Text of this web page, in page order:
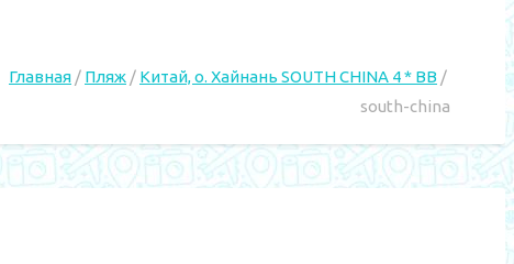
Главная Пляж
Китай, о. Хайнань SOUTH CHINA 4 * ВВ
south-china